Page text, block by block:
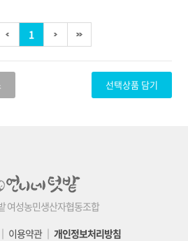
1
선택상품 담기
여성농민생산자협동조합
이용약관│ 개인정보처리방침